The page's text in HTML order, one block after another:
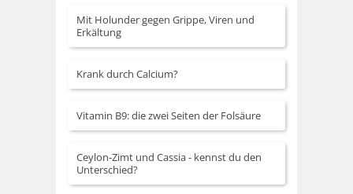
Mit Holunder gegen Grippe, Viren und
Erkältung
Krank durch Calcium?
Vitamin B9: die zwei Seiten der Folsäure
Ceylon-Zimt und Cassia - kennst du den
Unterschied?